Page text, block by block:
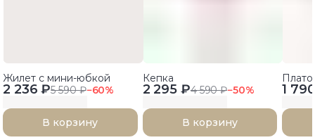
2 236 ₽5 590 ₽−60%
Жилет с мини-юбкой
В корзину
2 295 ₽4 590 ₽−50%
Кепка
В корзину
1